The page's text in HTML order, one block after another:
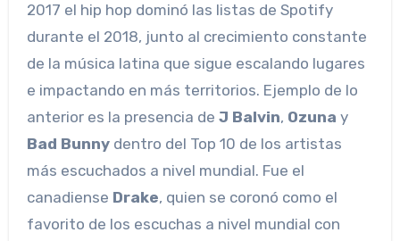
2017 el hip hop dominó las listas de Spotify
durante el 2018, junto al crecimiento constante
de la música latina que sigue escalando lugares
e impactando en más territorios. Ejemplo de lo
anterior es la presencia de J Balvin, Ozuna y
Bad Bunny dentro del Top 10 de los artistas
más escuchados a nivel mundial. Fue el
canadiense Drake, quien se coronó como el
favorito de los escuchas a nivel mundial con